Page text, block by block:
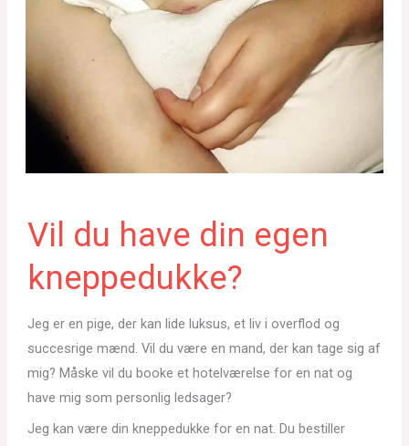
Vil du have din egen
kneppedukke?
Jeg er en pige, der kan lide luksus, et liv i overflod og
succesrige mænd. Vil du være en mand, der kan tage sig af
mig? Måske vil du booke et hotelværelse for en nat og
have mig som personlig ledsager?
Jeg kan være din kneppedukke for en nat. Du bestiller